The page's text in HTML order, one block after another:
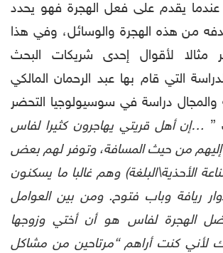
عندما يقدم على فعل الهجرة فهو يحدد
من هذه الهجرة والوسائل، وفي هذا
مثالا لأقوال إحدى شريكات البحث
التي قام بها عبد الرحمان المالكي
والمجال دراسة في سوسيولوجيا التحضر
” …إن أهل قريتي يهاجرون كثيرا لفاس
إليهم من حيث المسافة، وتوفر لهم بعض
الأحذية\البلغة) وهم غالبا ما يسكنون
ريافة وباب فتوح. ومن بين العوامل
الهجرة لفاس هو أن أختي وزوجها
لأني كنت أراهم “مرتاحين من مشاكل